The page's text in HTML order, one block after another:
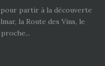
partir à la découverte
la Route des Vins, le